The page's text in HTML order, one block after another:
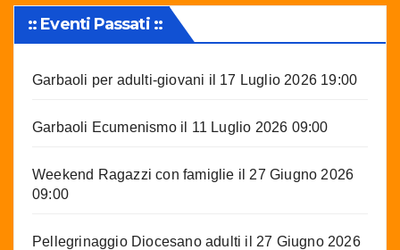
:: Eventi Passati ::
Garbaoli per adulti-giovani il 17 Luglio 2026 19:00
Garbaoli Ecumenismoil 11 Luglio 2026 09:00
Weekend Ragazzi con famiglie il 27 Giugno 2026
09:00
Pellegrinaggio Diocesano adulti il 27 Giugno 2026